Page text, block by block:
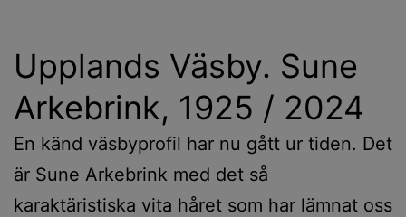
Upplands Väsby. Sune
Arkebrink, 1925 / 2024
En känd väsbyprofil har nu gått ur tiden. Det
är Sune Arkebrink med det så
karaktäristiska vita håret som har lämnat oss